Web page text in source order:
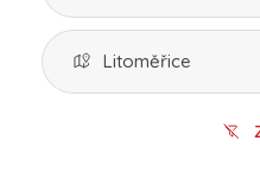
Litoměřice